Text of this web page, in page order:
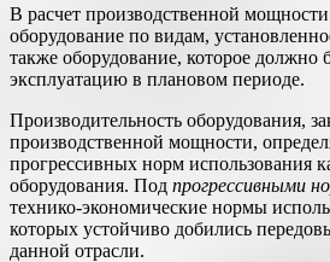
В расчет производственной
оборудова­ние по видам,
также оборудование, которое должно
эксплуатацию в плановом периоде.
Производительность оборудования,
производственной мощности,
прогрессив­ных норм использования
оборудования. Под прогрессивными
технико-экономические нор­мы
которых устойчиво добились
данной отрасли.